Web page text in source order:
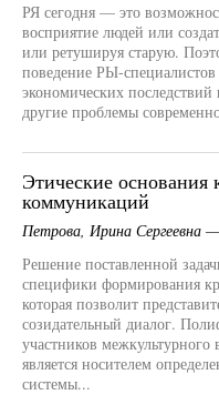
РЯ сегодня — это
восприятие людей или
или ретушируя старую.
поведение РЫ-
экономических
другие проблемы
Этические основания
коммуникаций
Петрова, Ирина Сергеевна
Решение поставленной
специфики формирования
которая позволит
созидательный диалог.
участников
является носителем
системы...